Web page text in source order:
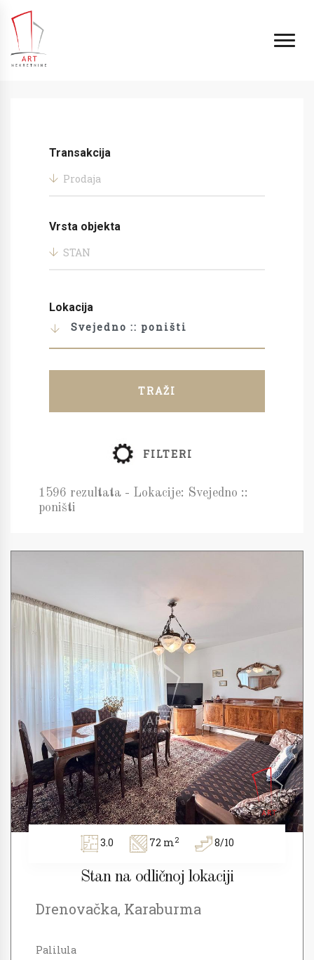
Transakcija
Prodaja
Vrsta objekta
STAN
Lokacija
Svejedno :: poništi
TRAŽI
FILTERI
1596 rezultata - Lokacije: Svejedno ::
poništi
3.0 72 m2 8/10
Stan na odličnoj lokaciji
Drenovačka, Karaburma
Palilula